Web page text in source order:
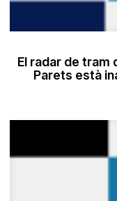
El radar de tram
Parets està